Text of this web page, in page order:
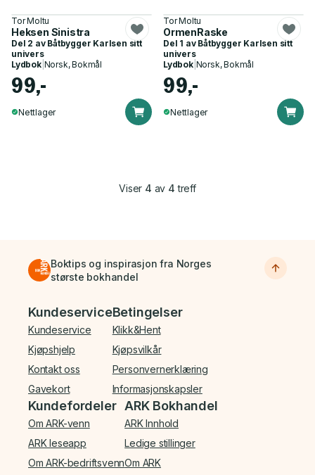
Tor Moltu
Heksen Sinistra
Del 2 av Båtbygger Karlsen sitt
univers
Lydbok| Norsk, Bokmål
99,-
Nettlager
Tor Moltu
OrmenRaske
Del 1 av Båtbygger Karlsen sitt
univers
Lydbok| Norsk, Bokmål
99,-
Nettlager
Viser 4 av 4 treff
Boktips og inspirasjon fra Norges
største bokhandel
Bunnmeny
Kundeservice
Kundeservice
Kjøpshjelp
Kontakt oss
Gavekort
Betingelser
Klikk&Hent
Kjøpsvilkår
Personvernerklæring
Informasjonskapsler
Kundefordeler
Om ARK-venn
ARK leseapp
Om ARK-bedriftsvenn
ARK Bokhandel
ARK Innhold
Ledige stillinger
Om ARK